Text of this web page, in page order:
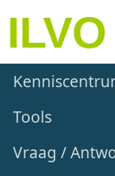
Overslaan en naar
Main
Tools
Vraag /